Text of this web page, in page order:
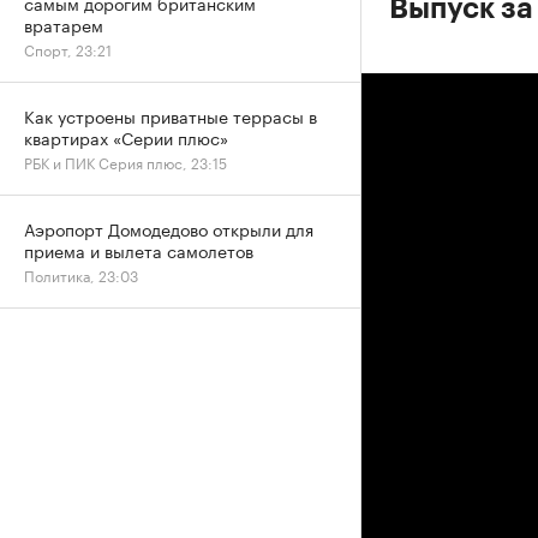
Выпуск
вратарем
Спорт, 23:21
Как устроены приватные террасы в
квартирах «Серии плюс»
РБК и ПИК Серия плюс, 23:15
Аэропорт Домодедово открыли для
приема и вылета самолетов
Политика, 23:03